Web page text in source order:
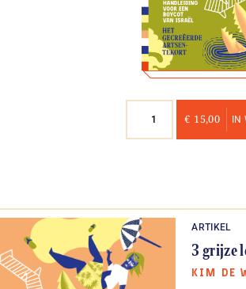
aantal
€ 15,00
ARTIKEL
3 grijze
KIM DE